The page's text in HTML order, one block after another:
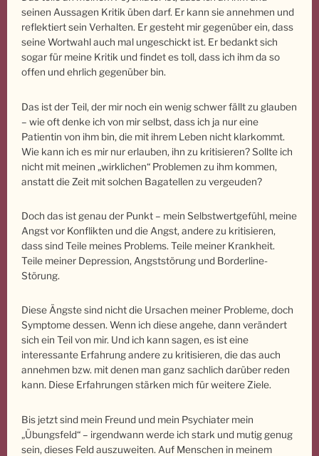
seinen Aussagen Kritik üben darf. Er kann sie annehmen und
reflektiert sein Verhalten. Er gesteht mir gegenüber ein, dass
seine Wortwahl auch mal ungeschickt ist. Er bedankt sich
sogar für meine Kritik und findet es toll, dass ich ihm da so
offen und ehrlich gegenüber bin.
Das ist der Teil, der mir noch ein wenig schwer fällt zu glauben
– wie oft denke ich von mir selbst, dass ich ja nur eine
Patientin von ihm bin, die mit ihrem Leben nicht klarkommt.
Wie kann ich es mir nur erlauben, ihn zu kritisieren? Sollte ich
nicht mit meinen „wirklichen“ Problemen zu ihm kommen,
anstatt die Zeit mit solchen Bagatellen zu vergeuden?
Doch das ist genau der Punkt – mein Selbstwertgefühl, meine
Angst vor Konflikten und die Angst, andere zu kritisieren,
dass sind Teile meines Problems. Teile meiner Krankheit.
Teile meiner Depression, Angststörung und Borderline-
Störung.
Diese Ängste sind nicht die Ursachen meiner Probleme, doch
Symptome dessen. Wenn ich diese angehe, dann verändert
sich ein Teil von mir. Und ich kann sagen, es ist eine
interessante Erfahrung andere zu kritisieren, die das auch
annehmen bzw. mit denen man ganz sachlich darüber reden
kann. Diese Erfahrungen stärken mich für weitere Ziele.
Bis jetzt sind mein Freund und mein Psychiater mein
„Übungsfeld“ – irgendwann werde ich stark und mutig genug
sein, dieses Feld auszuweiten. Auf Menschen in meinem